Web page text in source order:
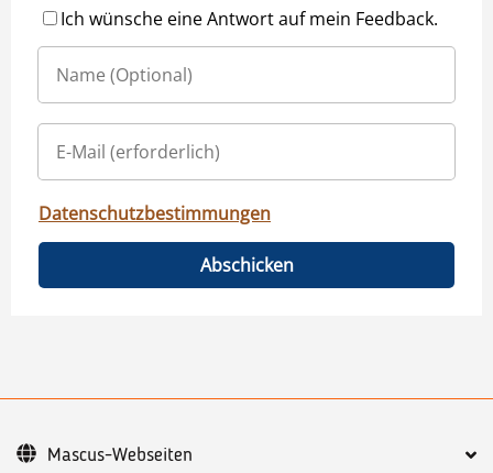
Ich wünsche eine Antwort auf mein Feedback.
Datenschutzbestimmungen
Abschicken
Mascus-Webseiten